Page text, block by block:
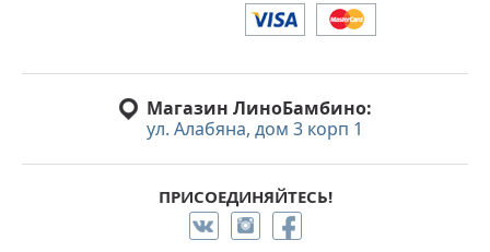
Магазин ЛиноБамбино:
ул. Алабяна, дом 3 корп 1
ПРИСОЕДИНЯЙТЕСЬ!